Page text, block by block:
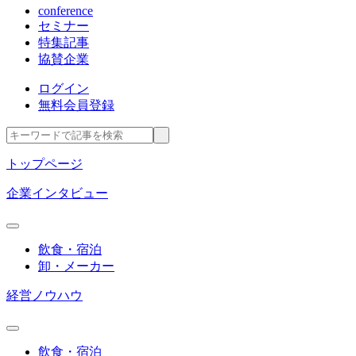
conference
セミナー
特集記事
協賛企業
ログイン
無料会員登録
トップページ
企業インタビュー
飲食・宿泊
卸・メーカー
経営ノウハウ
飲食・宿泊